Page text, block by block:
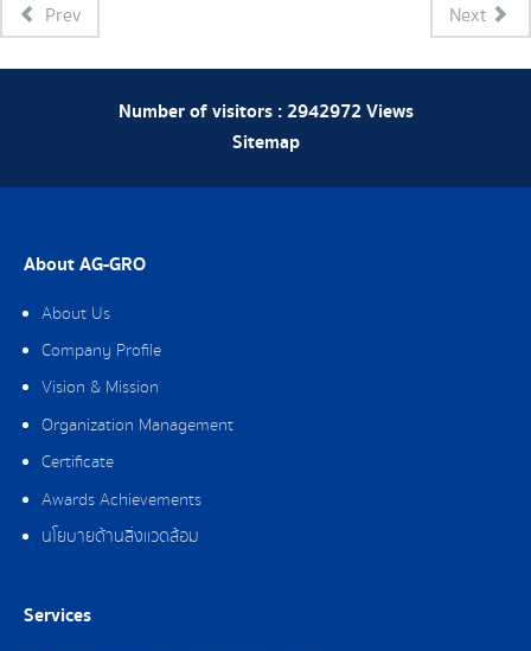
Prev Next
Number of visitors :2942972Views
Sitemap
About AG-GRO
About Us
Company Profile
Vision & Mission
Organization Management
Certificate
Awards Achievements
นโยบายด้านสิ่งแวดล้อม
Services